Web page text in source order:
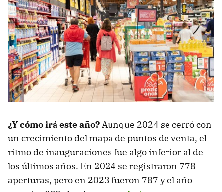
¿Y cómo irá este año?Aunque 2024 se cerró con
un crecimiento del mapa de puntos de venta, el
ritmo de inauguraciones fue algo inferior al de
los últimos años. En 2024 se registraron 778
aperturas, pero en 2023 fueron 787 y el año